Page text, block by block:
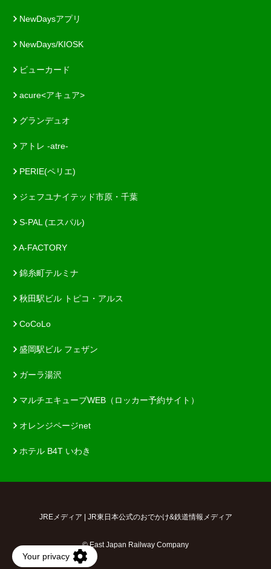
NewDaysアプリ
NewDays/KIOSK
ビューカード
acure<アキュア>
グランデュオ
アトレ -atre-
PERIE(ペリエ)
ジェフユナイテッド市原・千葉
S-PAL (エスパル)
A-FACTORY
錦糸町テルミナ
秋田駅ビル トピコ・アルス
CoCoLo
盛岡駅ビル フェザン
ガーラ湯沢
マルチエキューブWEB（ロッカー予約サイト）
オレンジページnet
ホテル B4T いわき
JREメディア | JR東日本公式のおでかけ&鉄道情報メディア
© East Japan Railway Company